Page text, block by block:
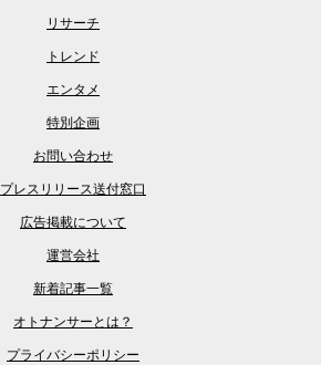
リサーチ
トレンド
エンタメ
特別企画
お問い合わせ
プレスリリース送付窓口
広告掲載について
運営会社
新着記事一覧
オトナンサーとは？
プライバシーポリシー